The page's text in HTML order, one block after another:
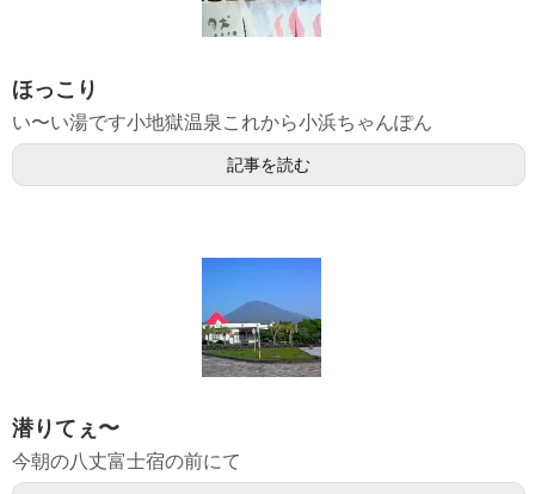
ほっこり
い〜い湯です小地獄温泉これから小浜ちゃんぽん
記事を読む
潜りてぇ〜
今朝の八丈富士宿の前にて